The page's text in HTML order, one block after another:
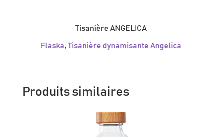
Tisanière ANGELICA
Flaska,Tisanière dynamisante Angelica
Produits similaires